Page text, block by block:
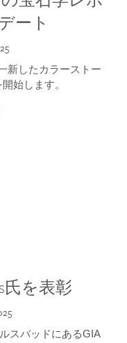
ート
新したカラーストー
始します。
氏を表彰
スバッドにあるGIA